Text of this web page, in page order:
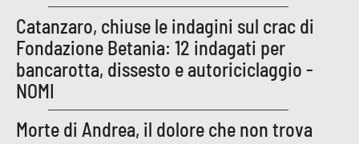
Catanzaro, chiuse le indagini sul crac di
Fondazione Betania: 12 indagati per
bancarotta, dissesto e autoriciclaggio -
NOMI
Morte di Andrea, il dolore che non trova